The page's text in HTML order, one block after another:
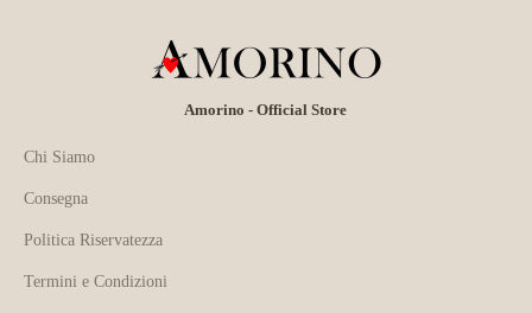
Amorino - Official Store
Chi Siamo
Consegna
Politica Riservatezza
Termini e Condizioni